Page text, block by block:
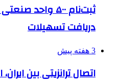
ثبت‌نام ۵۰۰
دریافت تسهیلات
3 هفته پیش
اتصال ترانزیتی بین